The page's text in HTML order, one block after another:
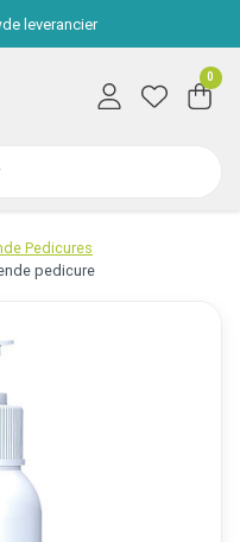
leverancier
0
Pedicures
pedicure